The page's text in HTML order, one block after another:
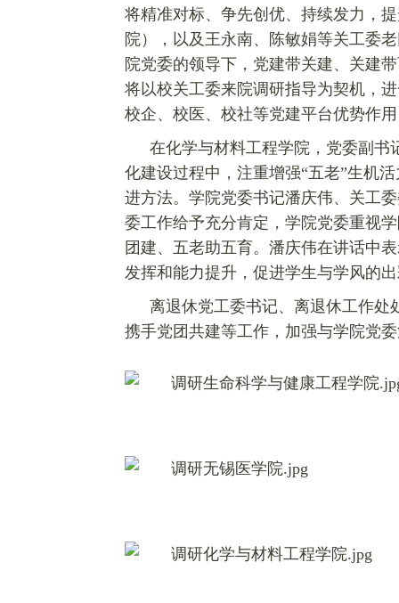
将精准对标、争先创优、持续发力，
院），以及王永南、陈敏娟等关工委
院党委的领导下，党建带关建、关建
将以校关工委来院调研指导为契机，
校企、校医、校社等党建平台优势作
在化学与材料工程学院，党委副书
化建设过程中，注重增强“五老”生机
进方法。学院党委书记潘庆伟、关工
委工作给予充分肯定，学院党委重视
团建、五老助五育。潘庆伟在讲话中
发挥和能力提升，促进学生与学风的
离退休党工委书记、离退休工作处
携手党团共建等工作，加强与学院党